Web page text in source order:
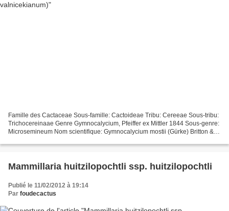
Famille des Cactaceae Sous-famille: Cactoideae Tribu: Cereeae Sous-tribu:
Trichocereinaae Genre Gymnocalycium, Pfeiffer ex Mittler 1844 Sous-genre:
Microsemineum Nom scientifique: Gymnocalycium mostii (Gürke) Britton &
Mammillaria huitzilopochtli ssp. huitzilopochtli
Publié le 11/02/2012 à 19:14
Par foudecactus